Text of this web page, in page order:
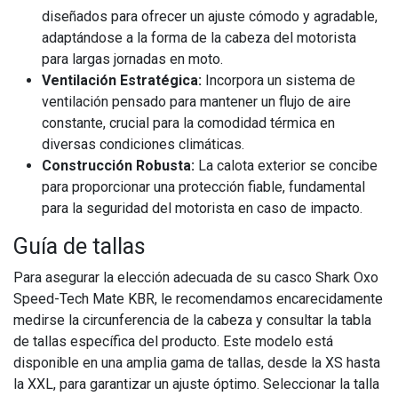
diseñados para ofrecer un ajuste cómodo y agradable,
adaptándose a la forma de la cabeza del motorista
para largas jornadas en moto.
Ventilación Estratégica: Incorpora un sistema de
ventilación pensado para mantener un flujo de aire
constante, crucial para la comodidad térmica en
diversas condiciones climáticas.
Construcción Robusta: La calota exterior se concibe
para proporcionar una protección fiable, fundamental
para la seguridad del motorista en caso de impacto.
Guía de tallas
Para asegurar la elección adecuada de su casco Shark Oxo
Speed-Tech Mate KBR, le recomendamos encarecidamente
medirse la circunferencia de la cabeza y consultar la tabla
de tallas específica del producto. Este modelo está
disponible en una amplia gama de tallas, desde la XS hasta
la XXL, para garantizar un ajuste óptimo. Seleccionar la talla